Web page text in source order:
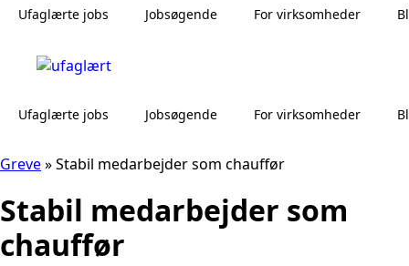
Ufaglærte jobs Jobsøgende For virksomheder
Ufaglærte jobs Jobsøgende For virksomheder
Greve»Stabil medarbejder som chauffør
Stabil medarbejder som
chauffør